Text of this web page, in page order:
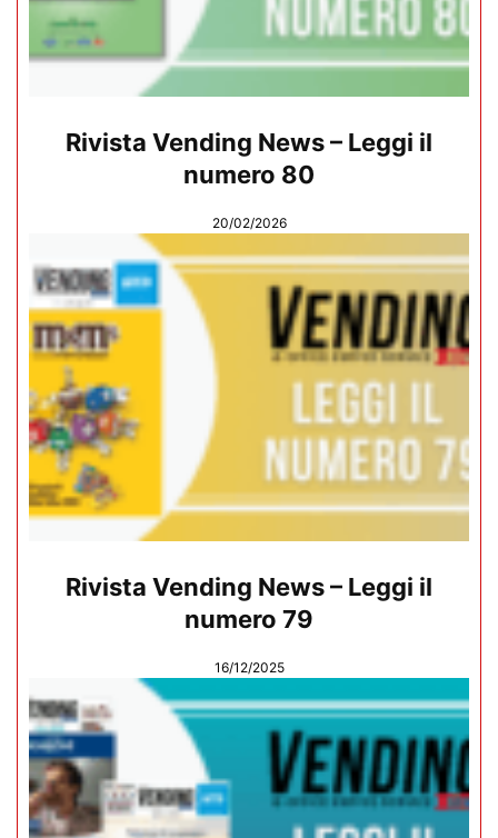
Rivista Vending News – Leggi il
numero 80
20/02/2026
Rivista Vending News – Leggi il
numero 79
16/12/2025